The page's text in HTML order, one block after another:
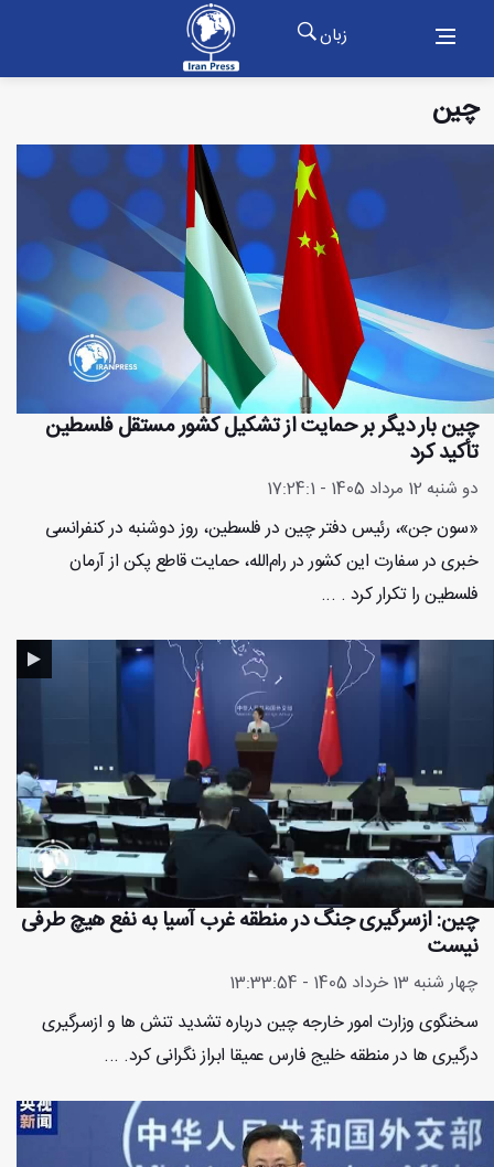
زبان
چین
چین بار دیگر بر حمایت از تشکیل کشور مستقل فلسطین
تأکید کرد
دو شنبه 12 مرداد 1405 - 17:24:1
«سون جن»، رئیس دفتر چین در فلسطین، روز دوشنبه در کنفرانسی
خبری در سفارت این کشور در رام‌الله، حمایت قاطع پکن از آرمان
فلسطین را تکرار کرد . ...
چین: ازسرگیری جنگ در منطقه غرب آسیا به نفع هیچ طرفی
نیست
چهار شنبه 13 خرداد 1405 - 13:33:54
سخنگوی وزارت امور خارجه چین درباره تشدید تنش ها و ازسرگیری
درگیری ها در منطقه خلیج فارس عمیقا ابراز نگرانی کرد. ...